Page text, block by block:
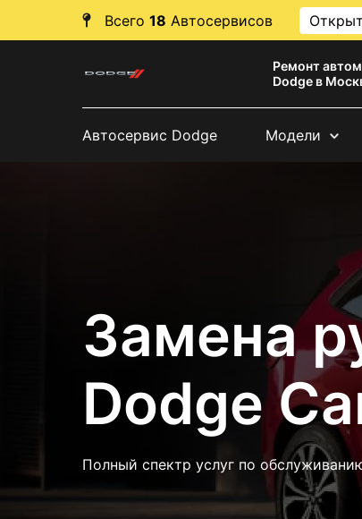
Всего 18 Автосервисов
Ремонт
Dodge в
Автосервис Dodge Модели
Замена
Dodge
Полный спектр услуг по